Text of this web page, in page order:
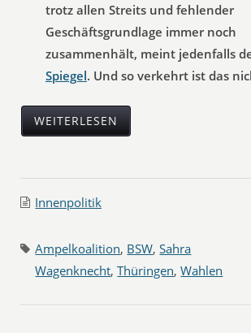
trotz allen Streits und fehlender
Geschäftsgrundlage immer noch
zusammenhält, meint jedenfalls
Spiegel. Und so verkehrt ist das
WEITERLESEN
Innenpolitik
Ampelkoalition, BSW,Sahra
Wagenknecht,Thüringen,Wahlen